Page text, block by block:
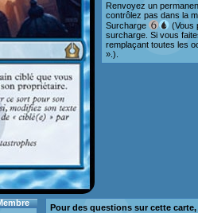
Renvoyez un
contrôlez pas dans la
Surcharge
(Vous
surcharge. Si vous
remplaçant toutes les
».).
Pour des questions sur cette